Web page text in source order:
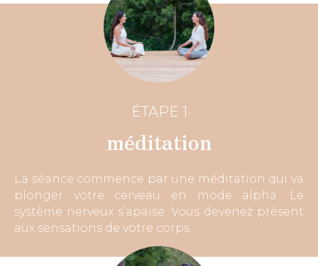
ÉTAPE 1
méditation
La séance commence par une méditation qui va
plonger votre cerveau en mode alpha. Le
système nerveux s’apaise. Vous devenez présent
aux sensations de votre corps